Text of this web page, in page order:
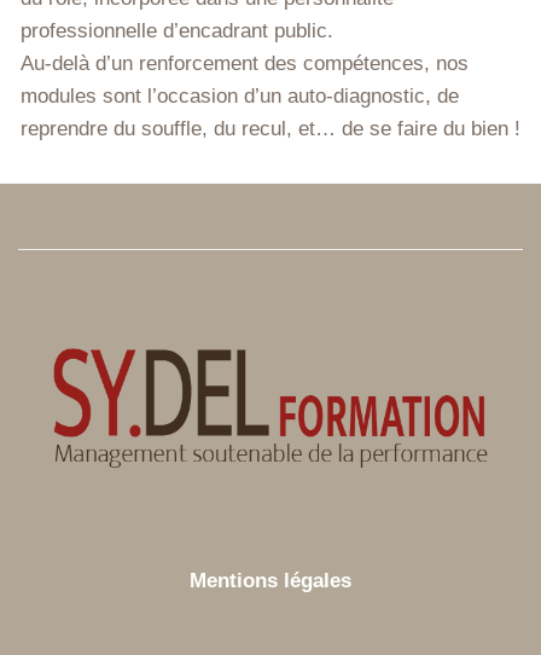
professionnelle d’encadrant public.
Au-delà d’un renforcement des compétences, nos
modules sont l’occasion d’un auto-diagnostic, de
reprendre du souffle, du recul, et… de se faire du bien !
Mentions légales